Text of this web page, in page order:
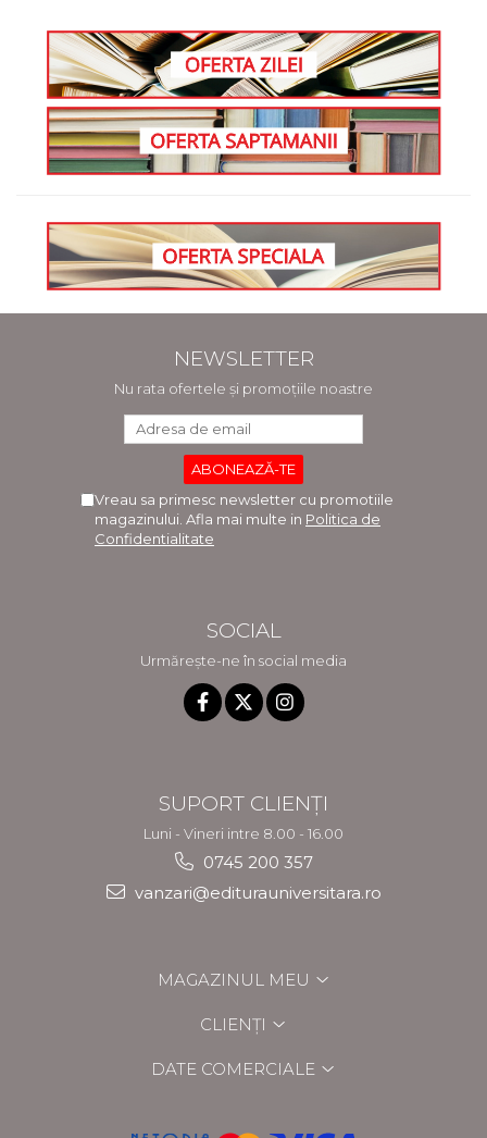
NEWSLETTER
Nu rata ofertele și promoțiile noastre
Vreau sa primesc newsletter cu promotiile
magazinului. Afla mai multe in Politica de
Confidentialitate
SOCIAL
Urmărește-ne în social media
SUPORT CLIENȚI
Luni - Vineri intre 8.00 - 16.00
0745 200 357
vanzari@editurauniversitara.ro
MAGAZINUL MEU
CLIENȚI
DATE COMERCIALE